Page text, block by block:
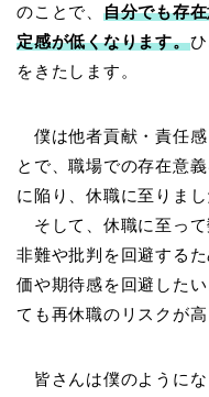
のことで、 自分でも存
定感が低くなります。
をきたします。
僕は他者貢献・責任感
とで、職場での存在意
に陥り、休職に至りまし
そして、休職に至っ
非難や批判を回避する
価や期待感を回避した
ても再休職のリスクが
皆さんは僕のように